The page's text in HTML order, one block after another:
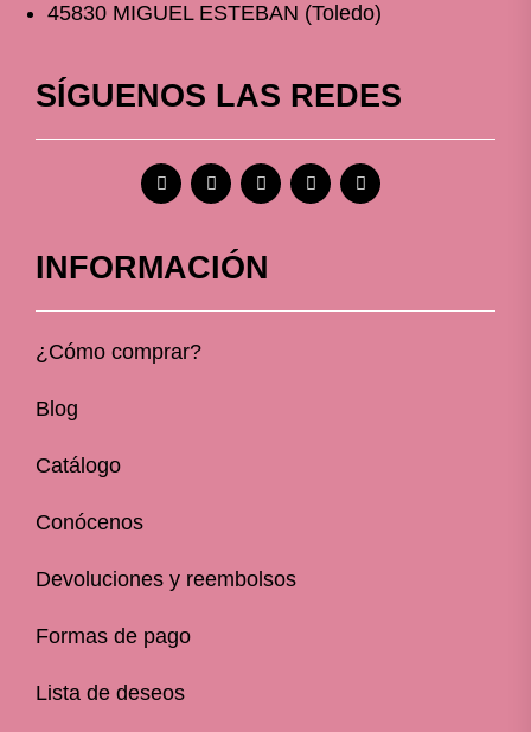
45830 MIGUEL ESTEBAN (Toledo)
SÍGUENOS LAS REDES
INFORMACIÓN
¿Cómo comprar?
Blog
Catálogo
Conócenos
Devoluciones y reembolsos
Formas de pago
Lista de deseos